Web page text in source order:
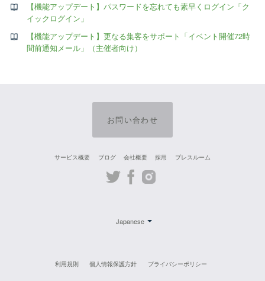
【機能アップデート】パスワードを忘れても素早くログイン「ク
イックログイン」
【機能アップデート】更なる集客をサポート「イベント開催72時
間前通知メール」（主催者向け）
お問い合わせ
サービス概要 ブログ 会社概要 採用 プレスルーム
TwitterFacebookInstagram
Japanese
利用規則 個人情報保護方針 プライバシーポリシー